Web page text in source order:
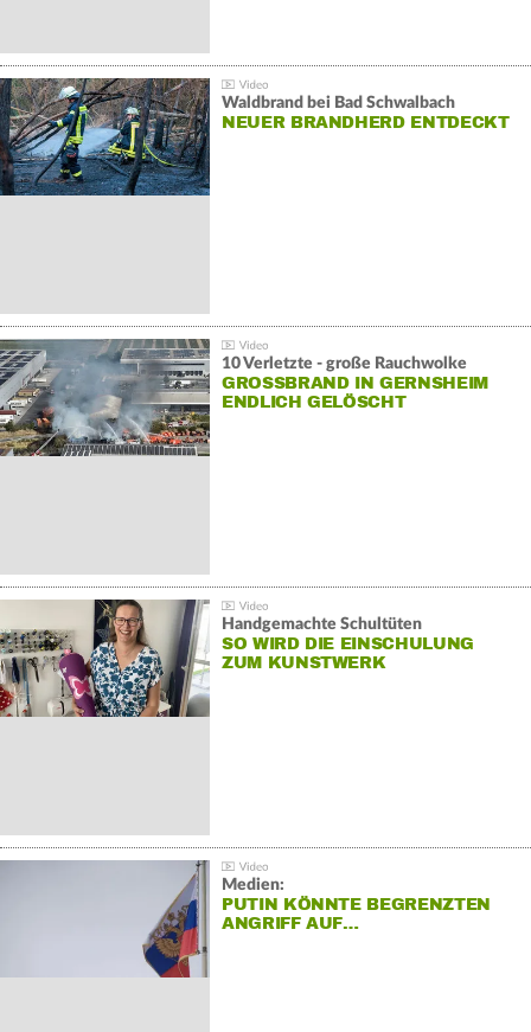
Waldbrand bei Bad Schwalbach
NEUER BRANDHERD ENTDECKT
10 Verletzte - große Rauchwolke
GROSSBRAND IN GERNSHEIM E
NDLICH GELÖSCHT
Handgemachte Schultüten
SO WIRD DIE EINSCHULUNG
ZUM KUNSTWERK
Medien:
PUTIN KÖNNTE BEGRENZTEN
ANGRIFF AUF…